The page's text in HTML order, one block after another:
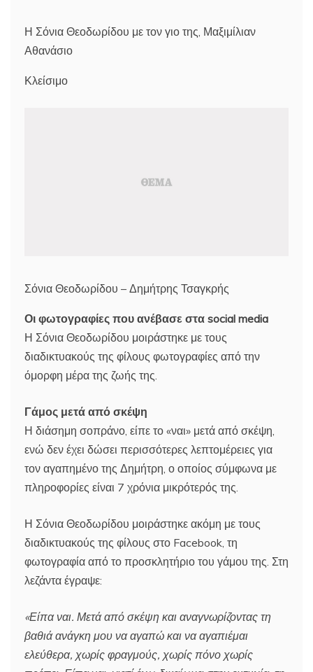
Η Σόνια Θεοδωρίδου με τον γιο της, Μαξιμίλιαν
Αθανάσιο
Κλείσιμο
Σόνια Θεοδωρίδου – Δημήτρης Τσαγκρής
Οι φωτογραφίες που ανέβασε στα social media
Η Σόνια Θεοδωρίδου μοιράστηκε με τους
διαδικτυακούς της φίλους φωτογραφίες από την
όμορφη μέρα της ζωής της.
Γάμος μετά από σκέψη
Η διάσημη σοπράνο, είπε το «ναι» μετά από σκέψη,
ενώ δεν έχει δώσει περισσότερες λεπτομέρειες για
τον αγαπημένο της Δημήτρη, ο οποίος σύμφωνα με
πληροφορίες είναι 7 χρόνια μικρότερός της.
Η Σόνια Θεοδωρίδου μοιράστηκε ακόμη με τους
διαδικτυακούς της φίλους στο Facebook, τη
φωτογραφία από το προσκλητήριο του γάμου της. Στη
λεζάντα έγραψε:
«Είπα ναι. Μετά από σκέψη και αναγνωρίζοντας τη
βαθιά ανάγκη μου να αγαπώ και να αγαπιέμαι
ελεύθερα, χωρίς φραγμούς, χωρίς πόνο χωρίς